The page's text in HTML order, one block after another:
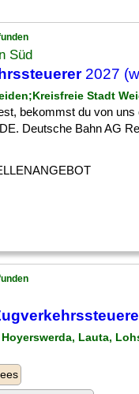
Süd
2027
Stadt
bekommst du von
Deutsche Bahn AG
Lauta,